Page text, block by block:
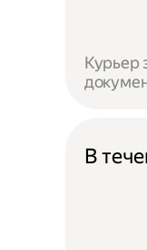
Курьер
В